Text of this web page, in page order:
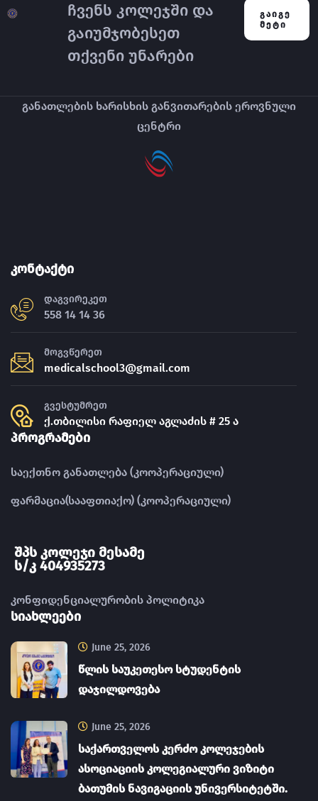
ჩვენს კოლეჯში და
გაიუმჯობესეთ
თქვენი უნარები
ᲒᲐᲘᲒᲔ
ᲛᲔᲢᲘ
განათლების ხარისხის განვითარების ეროვნული
ცენტრი
კონტაქტი
დაგვირეკეთ
558 14 14 36
მოგვწერეთ
medicalschool3@gmail.com
გვესტუმრეთ
ქ.თბილისი რაფიელ აგლაძის # 25 ა
პროგრამები
საექთნო განათლება (კოოპერაციული)
ფარმაცია(სააფთიაქო) (კოოპერაციული)
შპს კოლეჯი მესამე
ს/კ 404935273
კონფიდენციალურობის პოლიტიკა
სიახლეები
June 25, 2026
წლის საუკეთესო სტუდენტის
დაჯილდოვება
June 25, 2026
საქართველოს კერძო კოლეჯების
ასოციაციის კოლეგიალური ვიზიტი
ბათუმის ნავიგაციის უნივერსიტეტში.